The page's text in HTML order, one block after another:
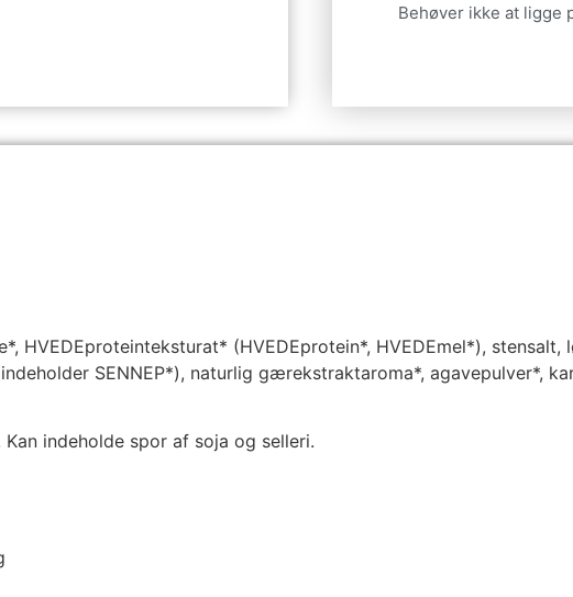
Behøver ikke at ligge
HVEDEproteinteksturat* (HVEDEprotein*, HVEDEmel*),
SENNEP*), naturlig gærekstraktaroma*, agavepulver*,
indeholde spor af soja og selleri.